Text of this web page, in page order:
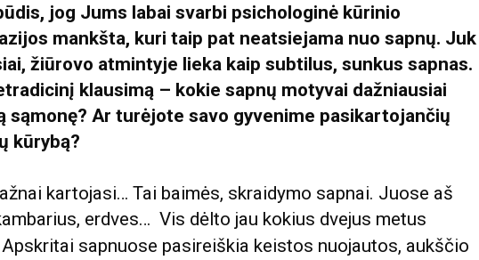
jog Jums labai svarbi psichologinė kūrinio
mankšta, kuri taip pat neatsiejama nuo sapnų. Juk
žiūrovo atmintyje lieka kaip subtilus, sunkus sapnas.
klausimą – kokie sapnų motyvai dažniausiai
sąmonę? Ar turėjote savo gyvenime pasikartojančių
kūrybą?
kartojasi… Tai baimės, skraidymo sapnai. Juose aš
erdves… Vis dėlto jau kokius dvejus metus
sapnuose pasireiškia keistos nuojautos, aukščio